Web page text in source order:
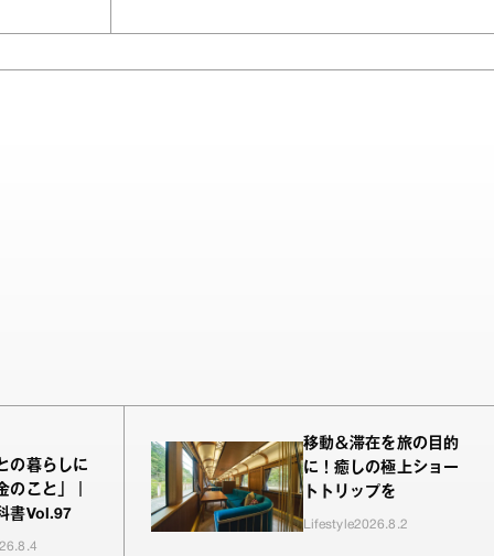
の暮らしに
のこと」｜
書Vol.97
移動＆滞在を旅の目的
に！癒しの極上ショー
トトリップを
Lifestyle2026.8.2